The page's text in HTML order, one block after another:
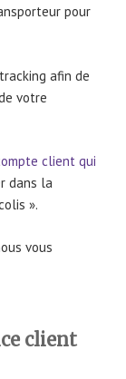
pour
afin de
votre
client qui
dans la
».
vous
client